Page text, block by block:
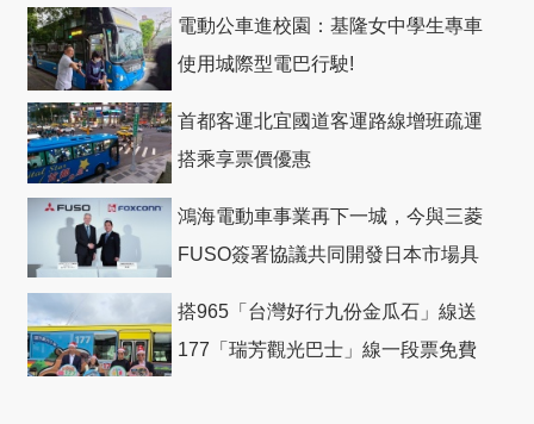
電動公車進校園：基隆女中學生專車
使用城際型電巴行駛!
首都客運北宜國道客運路線增班疏運
搭乘享票價優惠
鴻海電動車事業再下一城，今與三菱
FUSO簽署協議共同開發日本市場具
搭965「台灣好行九份金瓜石」線送
177「瑞芳觀光巴士」線一段票免費